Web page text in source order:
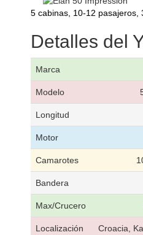
5 cabinas, 10-12 pasajeros,
Detalles del
Marca
Modelo
Longitud
Motor
Camarotes
Bandera
Max/Crucero
Localización
Croacia,